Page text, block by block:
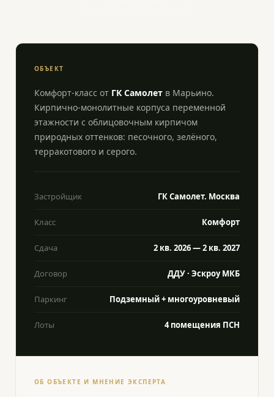
ОБЪЕКТ
Комфорт-класс от ГК Самолет в Марьино.
Кирпично-монолитные корпуса переменной
этажности с облицовочным кирпичом
природных оттенков: песочного, зелёного,
терракотового и серого.
Застройщик ГК Самолет. Москва
Класс Комфорт
Сдача 2 кв. 2026 — 2 кв. 2027
Договор ДДУ · Эскроу МКБ
Паркинг Подземный + многоуровневый
Лоты 4 помещения ПСН
ОБ ОБЪЕКТЕ И МНЕНИЕ ЭКСПЕРТА